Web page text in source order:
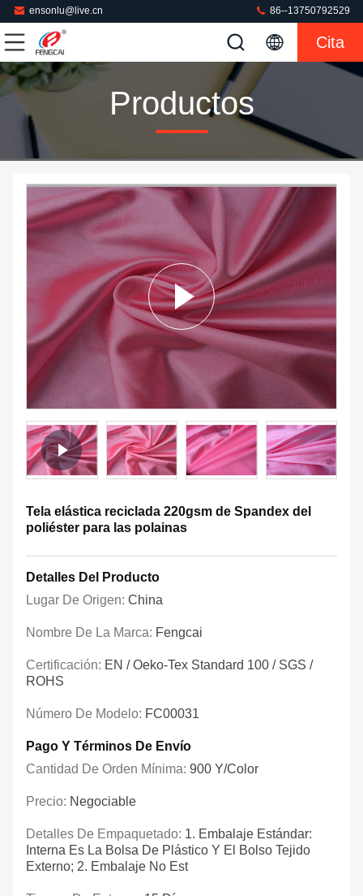
ensonlu@live.cn 86--13750792529
Cita
Productos
Tela elástica reciclada 220gsm de Spandex del
poliéster para las polainas
Detalles Del Producto
Lugar De Origen: China
Nombre De La Marca: Fengcai
Certificación: EN / Oeko-Tex Standard 100 / SGS /
ROHS
Número De Modelo: FC00031
Pago Y Términos De Envío
Cantidad De Orden Mínima: 900 Y/color
Precio: Negociable
Detalles De Empaquetado: 1. Embalaje Estándar:
Interna Es La Bolsa De Plástico Y El Bolso Tejido
Externo; 2. Embalaje No Est